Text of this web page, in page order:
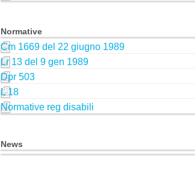
Normative
Cm 1669 del 22 giugno 1989
Lr 13 del 9 gen 1989
Dpr 503
L 18
Normative reg disabili
News